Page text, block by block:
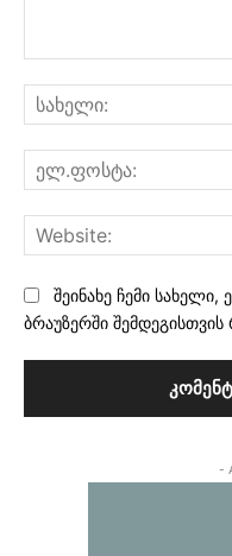
შეინახე ჩემი
ბრაუზერში
-